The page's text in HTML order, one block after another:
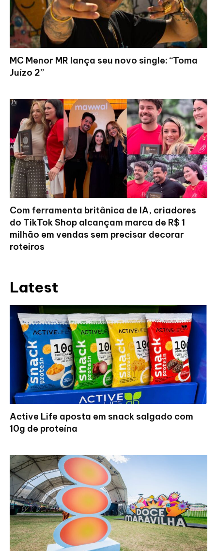
MC Menor MR lança seu novo single: “Toma
Juízo 2”
Com ferramenta britânica de IA, criadores
do TikTok Shop alcançam marca de R$ 1
milhão em vendas sem precisar decorar
roteiros
Latest
Active Life aposta em snack salgado com
10g de proteína